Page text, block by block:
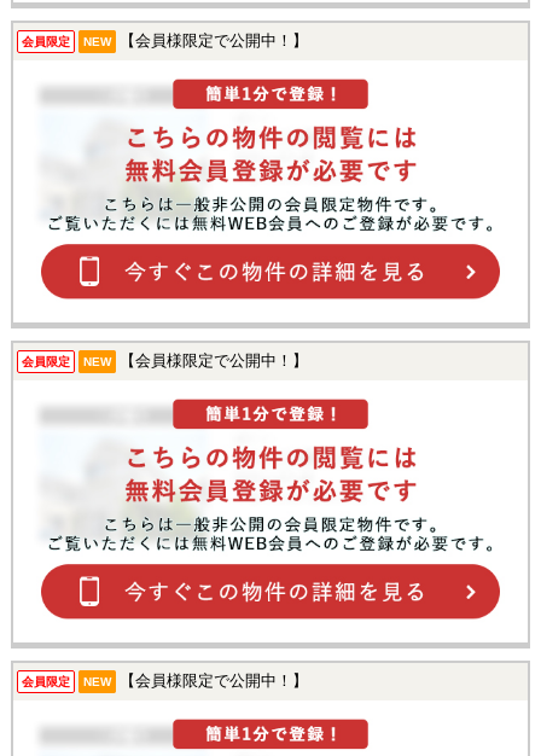
会員限定 NEW 【会員様限定で公開中！】
会員限定 NEW 【会員様限定で公開中！】
会員限定 NEW 【会員様限定で公開中！】